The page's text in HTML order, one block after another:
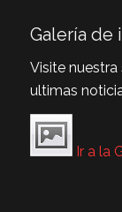
Galería de
Visite
ultimas
Ir a la